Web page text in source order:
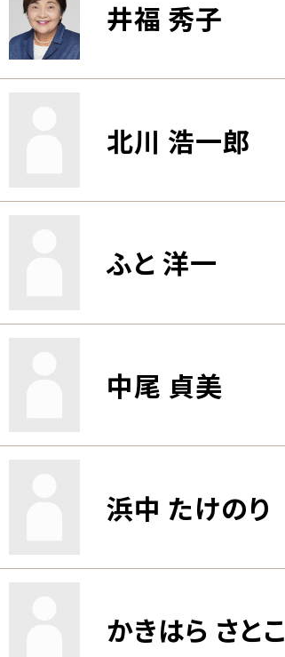
井福 秀子
北川 浩一郎
ふと 洋一
中尾 貞美
浜中 たけのり
かきはら さとこ